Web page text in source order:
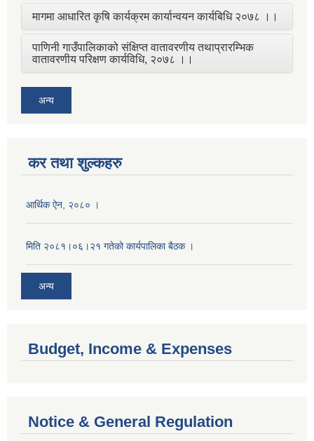
मागमा आधारित कृषि कार्यक्रम कार्यान्वयन कार्यबिधि २०७८ ।।
पाणिनी गाउँपालिकाको संक्षिप्त वातावरणीय तथाप्रारम्भिक
वातावरणीय परिक्षण कार्यविधि, २०७८ ।।
अन्य
कर तथा शुल्कहरु
आर्थिक ऐन, २०८० ।
मिति २०८१।०६।२१ गतेको कार्यपालिका बैठक ।
अन्य
Budget, Income & Expenses
Notice & General Regulation